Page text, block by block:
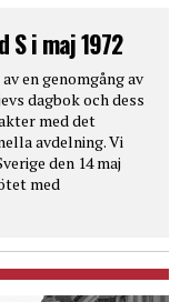
S i maj 1972
en genomgång av
dagbok och dess
med det
avdelning. Vi
den 14 maj
med